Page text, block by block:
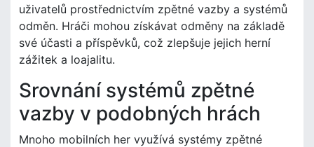
uživatelů prostřednictvím zpětné vazby a systémů
odměn. Hráči mohou získávat odměny na základě
své účasti a příspěvků, což zlepšuje jejich herní
zážitek a loajalitu.
Srovnání systémů zpětné
vazby v podobných hrách
Mnoho mobilních her využívá systémy zpětné